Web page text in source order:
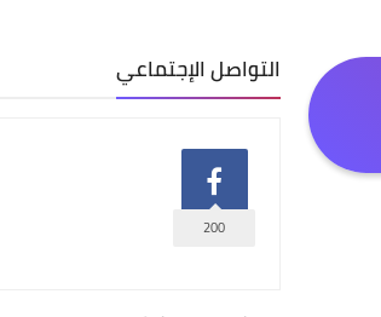
التواصل الإجتماعي
200